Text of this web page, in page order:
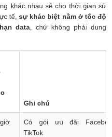
khác nhau sẽ cho thời gian sử
tế,sự khác biệt nằm ở tốc độ
data , chứ không phải dung
Ghi chú
Có gói ưu đãi
TikTok